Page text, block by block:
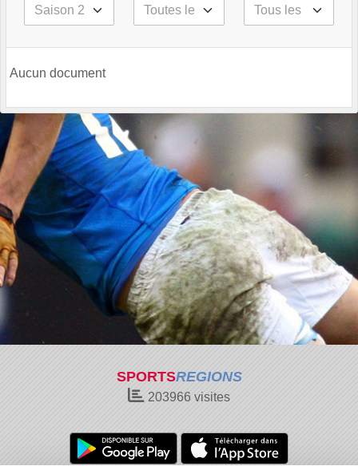
Aucun document
SPORTSREGIONS
203966 visites